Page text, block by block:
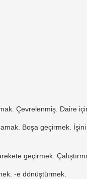
Çevrelenmiş. Daire
Boşa geçirmek.
geçirmek.
-e dönüştürmek.